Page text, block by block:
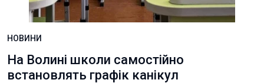
НОВИНИ
На Волині школи самостійно
встановлять графік канікул